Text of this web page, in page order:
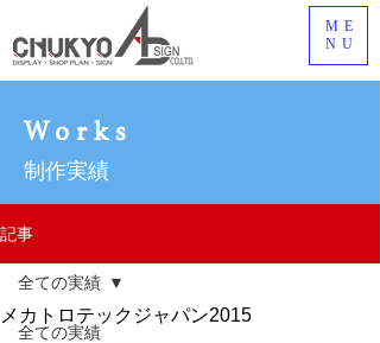
ME
NU
制作実績
Works
記事
全ての実績
全ての実績
メカトロテックジャパン2015